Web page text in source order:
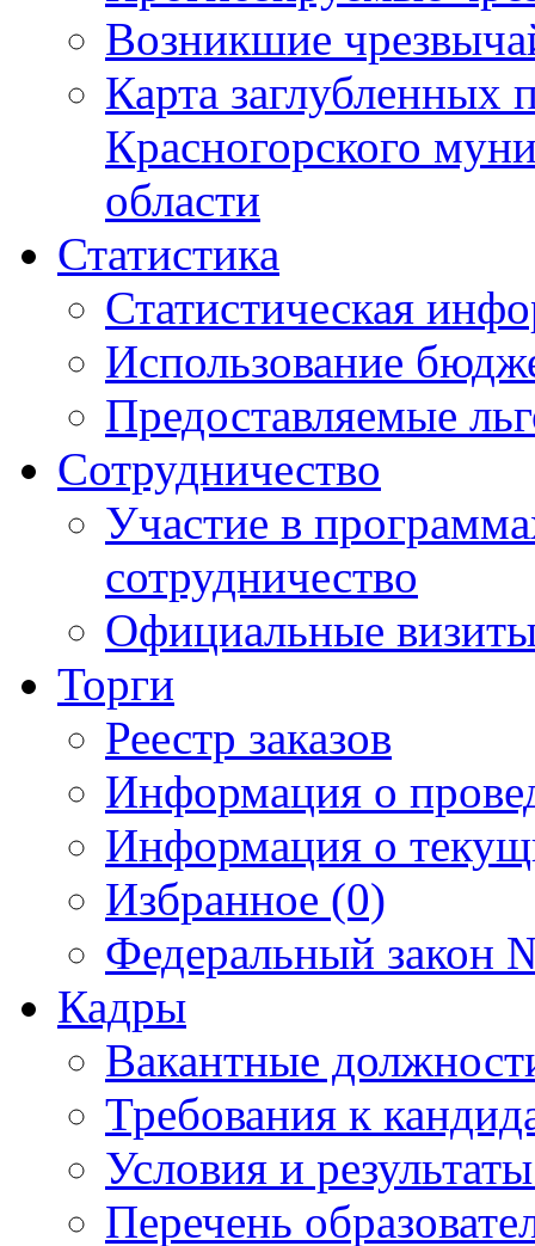
Возникшие
Карта
Красногорского
области
Статистика
Статистическая
Использование
Предоставляемые
Сотрудничество
Участие в
сотрудничество
Официальные
Торги
Реестр заказов
Информация о
Информация о
Избранное (0)
Федеральный закон
Кадры
Вакантные
Требования к
Условия и
Перечень